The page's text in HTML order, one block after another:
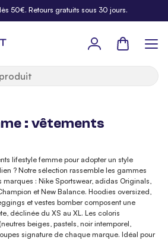
50€. Retours gratuits sous 30 jours.
Panier
: vêtements
lifestyle femme pour adopter un style
? Notre sélection rassemble les gammes
: Nike Sportswear, adidas Originals,
et New Balance. Hoodies oversized,
et vestes bomber composent une
déclinée du XS au XL. Les coloris
beiges, pastels, noir intemporel,
signature de chaque marque. Idéal pour